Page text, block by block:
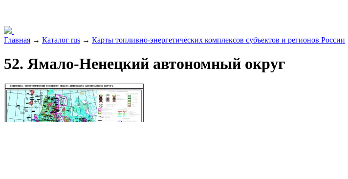
Главная → Каталог rus → Карты топливно-энергетических комплексов субъектов и регионов России
52. Ямало-Ненецкий автономный округ